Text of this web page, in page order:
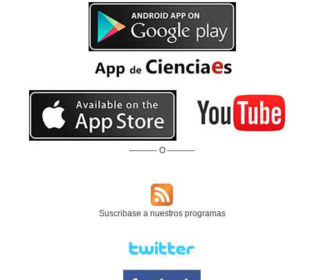
———- O ———-
Suscribase a nuestros programas